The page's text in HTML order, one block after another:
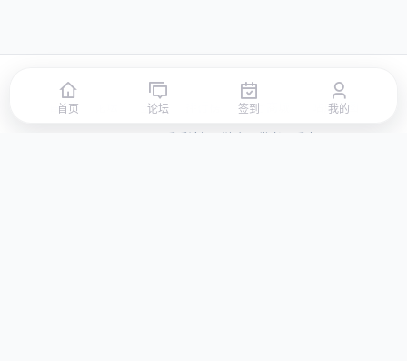
首页 签到 积分商城 站点地图
© 2026 LLBBS 乐乐论坛 · 独立开发者阿乐出品
首页 论坛 签到 我的